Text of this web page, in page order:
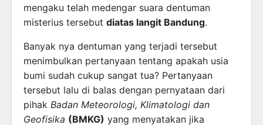
mengaku telah medengar suara dentuman
misterius tersebut diatas langit Bandung.
Banyak nya dentuman yang terjadi tersebut
menimbulkan pertanyaan tentang apakah usia
bumi sudah cukup sangat tua? Pertanyaan
tersebut lalu di balas dengan pernyataan dari
pihak Badan Meteorologi, Klimatologi dan
Geofisika (BMKG) yang menyatakan jika